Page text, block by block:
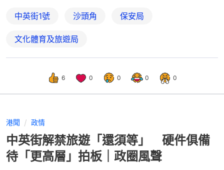
中英街1號 沙頭角 保安局
文化體育及旅遊局
6 0 0 0 0
港聞 政情
中英街解禁旅遊「還須等」 硬件俱備
待「更高層」拍板｜政圈風聲